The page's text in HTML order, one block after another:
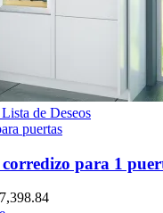
de Deseos
puertas
corredizo para 1